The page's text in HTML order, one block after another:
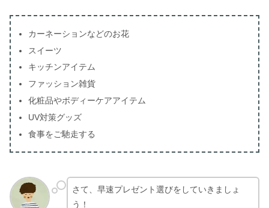
カーネーションなどのお花
スイーツ
キッチンアイテム
ファッション雑貨
化粧品やボディーケアアイテム
UV対策グッズ
食事をご馳走する
さて、早速プレゼント選びをしていきましょ
う！